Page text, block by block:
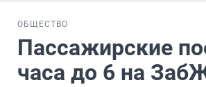
ОБЩЕСТВО
Пассажирские
часа до 6 на